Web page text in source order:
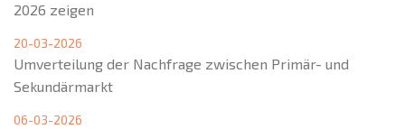
2026 zeigen
20-03-2026
Umverteilung der Nachfrage zwischen Primär- und
Sekundärmarkt
06-03-2026